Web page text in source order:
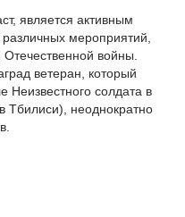
является активным
мероприятий,
войны.
ветеран, который
Неизвестного солдата в
Тбилиси), неоднократно